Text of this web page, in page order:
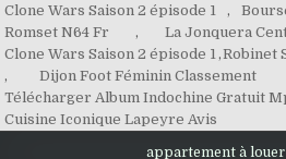
Clone Wars Saison 2 épisode 1
,
Romset N64 Fr
, La Jonquera
Clone Wars Saison 2 épisode 1,Robinet
,
Dijon Foot Féminin Classement
Télécharger Album Indochine Gratuit
Cuisine Iconique Lapeyre Avis
appartement à louer